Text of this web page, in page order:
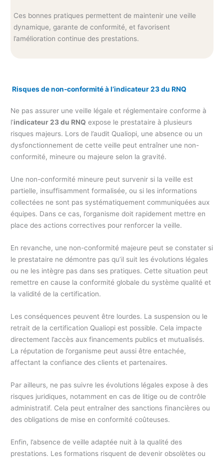
Ces bonnes pratiques permettent de maintenir une veille
dynamique, garante de conformité, et favorisent
l’amélioration continue des prestations.
Risques de non-conformité à l’indicateur 23 du RNQ
Ne pas assurer une veille légale et réglementaire conforme à
l’indicateur 23 du RNQ expose le prestataire à plusieurs
risques majeurs. Lors de l’audit Qualiopi, une absence ou un
dysfonctionnement de cette veille peut entraîner une non-
conformité, mineure ou majeure selon la gravité.
Une non-conformité mineure peut survenir si la veille est
partielle, insuffisamment formalisée, ou si les informations
collectées ne sont pas systématiquement communiquées aux
équipes. Dans ce cas, l’organisme doit rapidement mettre en
place des actions correctives pour renforcer la veille.
En revanche, une non-conformité majeure peut se constater si
le prestataire ne démontre pas qu’il suit les évolutions légales
ou ne les intègre pas dans ses pratiques. Cette situation peut
remettre en cause la conformité globale du système qualité et
la validité de la certification.
Les conséquences peuvent être lourdes. La suspension ou le
retrait de la certification Qualiopi est possible. Cela impacte
directement l’accès aux financements publics et mutualisés.
La réputation de l’organisme peut aussi être entachée,
affectant la confiance des clients et partenaires.
Par ailleurs, ne pas suivre les évolutions légales expose à des
risques juridiques, notamment en cas de litige ou de contrôle
administratif. Cela peut entraîner des sanctions financières ou
des obligations de mise en conformité coûteuses.
Enfin, l’absence de veille adaptée nuit à la qualité des
prestations. Les formations risquent de devenir obsolètes ou